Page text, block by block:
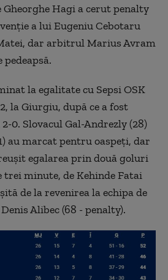
Hagi a cerut penalty
a lui Eugeniu Cebotaru
dar arbitrul Marius Avram
la egalitate cu Sepsi OSK
la Giurgiu, după ce a fost
0. Slovacul Gal-Andrezly (28)
au marcat pentru oaspeţi, dar
egalarea prin două goluri
trei minute, de Kehinde Fatai
de la revenirea la echipa de
Alibec (68 - penalty).